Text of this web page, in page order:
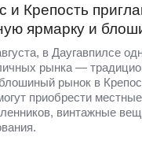
и Крепость
ярмарку и
в Даугавпилсе
рынка —
рынок в
приобрести
винтажные